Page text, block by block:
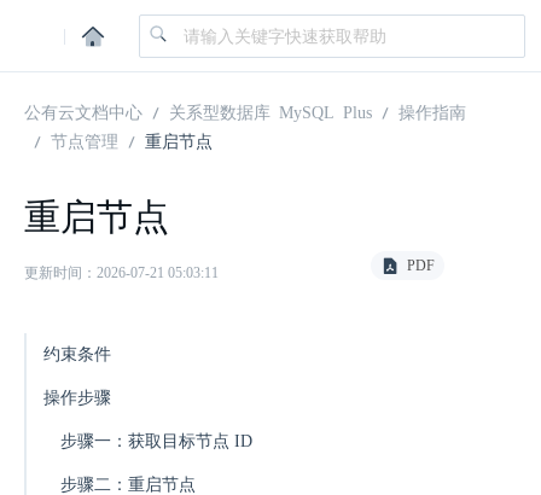
|
公有云文档中心 关系型数据库 MySQL Plus
操作指南
节点管理
重启节点
重启节点
更新时间：2026-07-21 05:03:11 PDF
约束条件
操作步骤
步骤一：获取目标节点 ID
步骤二：重启节点